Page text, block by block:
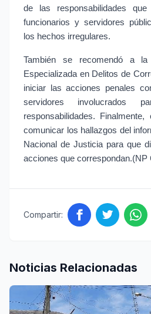
de las responsabilidades
funcionarios y servidores
los hechos irregulares.
También se recomendó a la
Especializada en Delitos de
iniciar las acciones penales
servidores involucrados
responsabilidades.
comunicar los hallazgos del
Nacional de Justicia para que
acciones que correspondan.(NP
Compartir:
Noticias Relacionadas